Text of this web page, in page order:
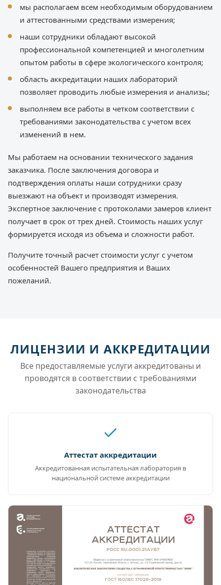
мы располагаем всем необходимым оборудованием
и аттестованными средствами измерения;
наши сотрудники обладают высокой
профессиональной компетенцией и многолетним
опытом работы в сфере экологического контроля;
область аккредитации наших лабораторий
позволяет проводить любые измерения и анализы;
выполняем все работы в четком соответствии с
требованиями законодательства с учетом всех
изменений в нем.
Мы работаем на основании технического задания
заказчика. После заключения договора и
подтверждения оплаты наши сотрудники сразу
выезжают на объект и производят измерения.
Экспертное заключение с протоколами замеров клиент
получает в срок от трех дней. Стоимость наших услуг
формируется исходя из объема и сложности работ.
Получите точный расчет стоимости услуг с учетом
особенностей Вашего предприятия и Ваших
пожеланий.
ЛИЦЕНЗИИ И АККРЕДИТАЦИИ
Все предоставляемые услуги аккредитованы и
проводятся в соответствии с требованиями
законодательства
Аттестат аккредитации
Аккредитованная испытательная лаборатория в
национальной системе аккредитации